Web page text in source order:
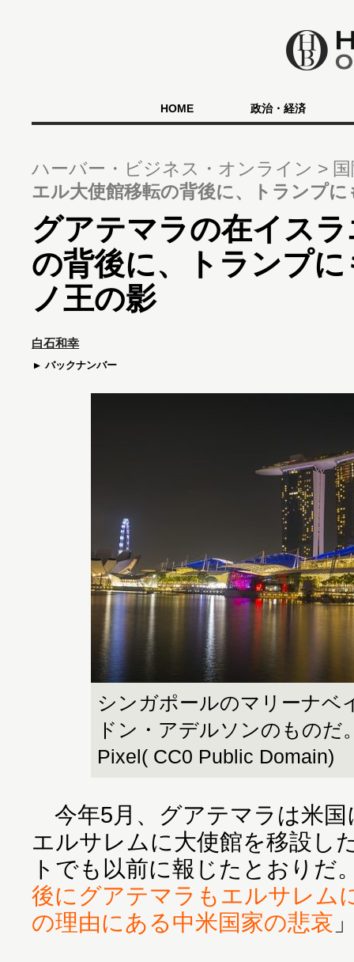
HOME 政治・経済
ハーバー・ビジネス・オンライン
エル大使館移転の背後に、トランプ
グアテマラの在イス
の背後に、トランプ
ノ王の影
白石和幸
バックナンバー
シンガポールのマリーナベ
ドン・アデルソンのもの
Pixel( CC0 Public Domain)
今年5月、グアテマラは米
エルサレムに大使館を移設し
トでも以前に報じたとおりだ
後にグアテマラもエルサレム
の理由にある中米国家の悲哀